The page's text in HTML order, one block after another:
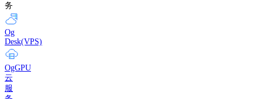
务
Og
Desk(VPS)
OgGPU
云
服